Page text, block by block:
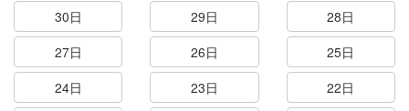
30日 29日
28日
27日
26日
25日
24日
23日
22日